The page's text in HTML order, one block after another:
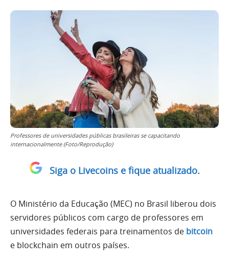
Professores de universidades públicas brasileiras se capacitando
internacionalmente (Foto/Reprodução)
Siga o Livecoins e fique atualizado.
O Ministério da Educação (MEC) no Brasil liberou dois
servidores públicos com cargo de professores em
universidades federais para treinamentos de bitcoin
e blockchain em outros países.